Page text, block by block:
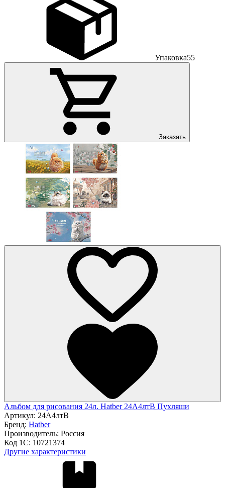
Упаковка55
Заказать
Альбом для рисования 24л. Hatber 24А4лтВ Пухляши
Артикул: 24А4лтВ
Бренд: Hatber
Производитель: Россия
Код 1С: 10721374
Другие характеристики